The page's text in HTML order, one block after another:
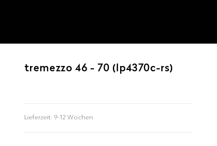
tremezzo 46 - 70 (lp4370c-rs)
Lieferzeit: 9-12 Wochen